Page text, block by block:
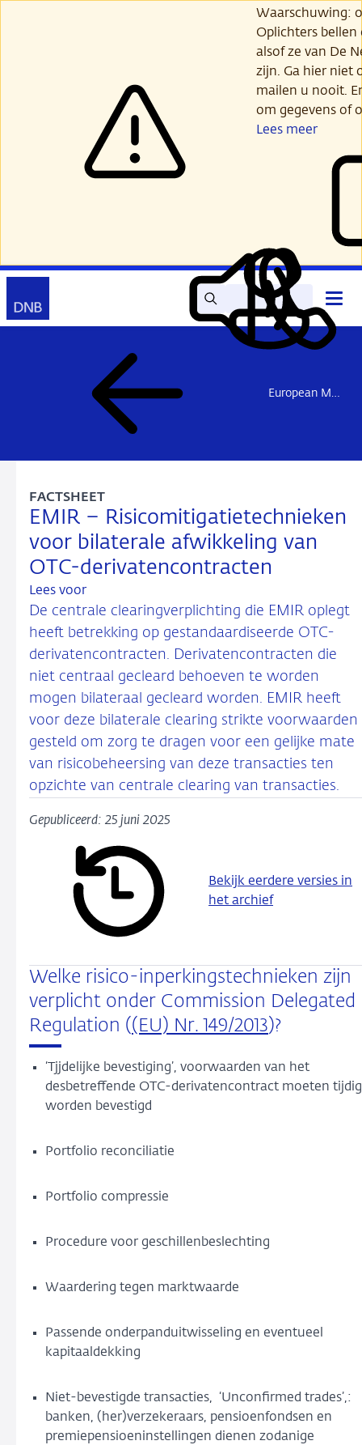
Waarschuwing:
Oplichters
alsof ze van De
zijn. Ga hier niet
mailen u nooit.
om gegevens of
Lees meer
Zoek Lees
voor
Mijn
DNB
Contact
European Market Infrastructure Regulation (EMIR)
EMIR – Risicomitigatietechnieken
voor bilaterale afwikkeling van
OTC-derivatencontracten
FACTSHEET
Lees voor
De centrale clearingverplichting die EMIR oplegt
heeft betrekking op gestandaardiseerde OTC-
derivatencontracten. Derivatencontracten die
niet centraal gecleard behoeven te worden
mogen bilateraal gecleard worden. EMIR heeft
voor deze bilaterale clearing strikte voorwaarden
gesteld om zorg te dragen voor een gelijke mate
van risicobeheersing van deze transacties ten
opzichte van centrale clearing van transacties.
Gepubliceerd: 25 juni 2025
Bekijk eerdere versies in
het archief
Welke risico-inperkingstechnieken zijn
verplicht onder Commission Delegated
Regulation ((EU) Nr. 149/2013)?
‘Tjjdelijke bevestiging’, voorwaarden van het
desbetreffende OTC-derivatencontract moeten tijdig
worden bevestigd
Portfolio reconciliatie
Portfolio compressie
Procedure voor geschillenbeslechting
Waardering tegen marktwaarde
Passende onderpanduitwisseling en eventueel
kapitaaldekking
Niet-bevestigde transacties, ‘Unconfirmed trades’,:
banken, (her)verzekeraars, pensioenfondsen en
premiepensioeninstellingen dienen zodanige